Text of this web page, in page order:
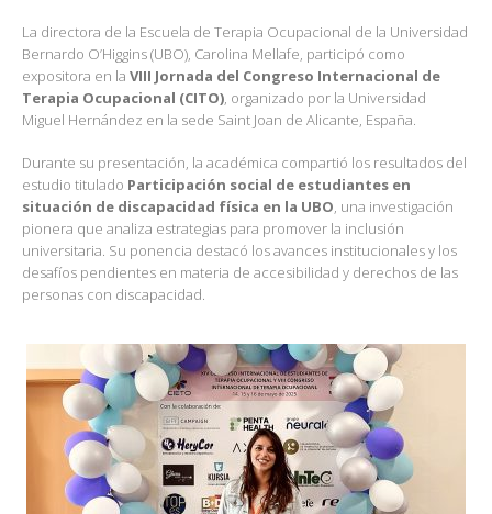
La directora de la Escuela de Terapia Ocupacional de la Universidad
Bernardo O’Higgins (UBO), Carolina Mellafe, participó como
expositora en la VIII Jornada del Congreso Internacional de
Terapia Ocupacional (CITO), organizado por la Universidad
Miguel Hernández en la sede Saint Joan de Alicante, España.
Durante su presentación, la académica compartió los resultados del
estudio titulado Participación social de estudiantes en
situación de discapacidad física en la UBO, una investigación
pionera que analiza estrategias para promover la inclusión
universitaria. Su ponencia destacó los avances institucionales y los
desafíos pendientes en materia de accesibilidad y derechos de las
personas con discapacidad.